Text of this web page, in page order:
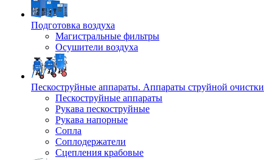
Подготовка воздуха
Магистральные фильтры
Осушители воздуха
Пескоструйные аппараты. Аппараты струйной очистки
Пескоструйные аппараты
Рукава пескоструйные
Рукава напорные
Сопла
Соплодержатели
Сцепления крабовые